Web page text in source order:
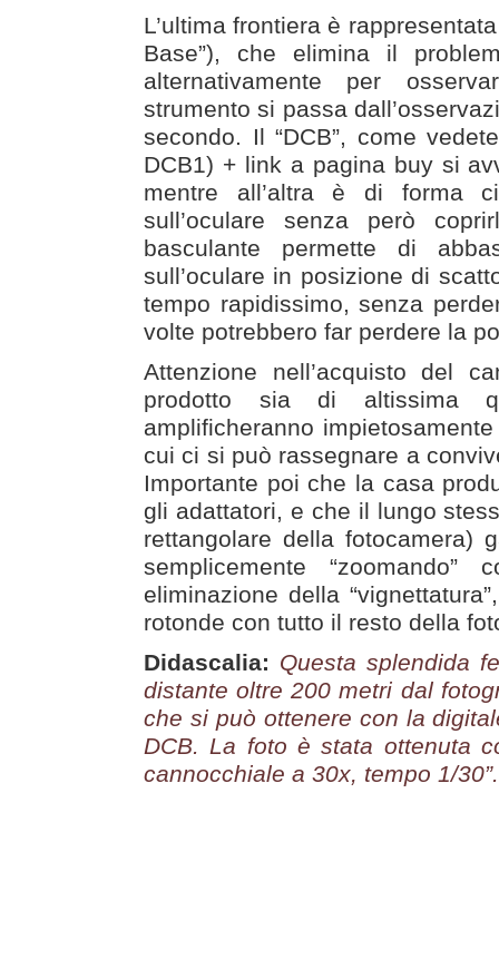
L’ultima frontiera è
Base”), che elimina il
alternativamente per
strumento si passa
secondo. Il “DCB”, come
DCB1) + link a pagina buy si
mentre all’altra è di forma
sull’oculare senza però
basculante permette di
sull’oculare in posizione di
tempo rapidissimo, senza
volte potrebbero far perdere la
Attenzione nell’acquisto del
prodotto sia di altissima
amplificheranno
cui ci si può rassegnare a
Importante poi che la casa
gli adattatori, e che il lungo
rettangolare della fotocamera)
semplicemente
eliminazione della
rotonde con tutto il resto della
Didascalia: Questa splendida
distante oltre 200 metri dal
che si può ottenere con la
DCB. La foto è stata ottenuta
cannocchiale a 30x, tempo 1/30”.